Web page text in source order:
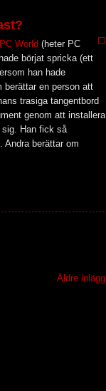
PC World (heter PC
börjat spricka (ett
han hade
berättar en person att
trasiga tangentbord
genom att installera
sig. Han fick så
Andra berättar om
Äldre inlägg